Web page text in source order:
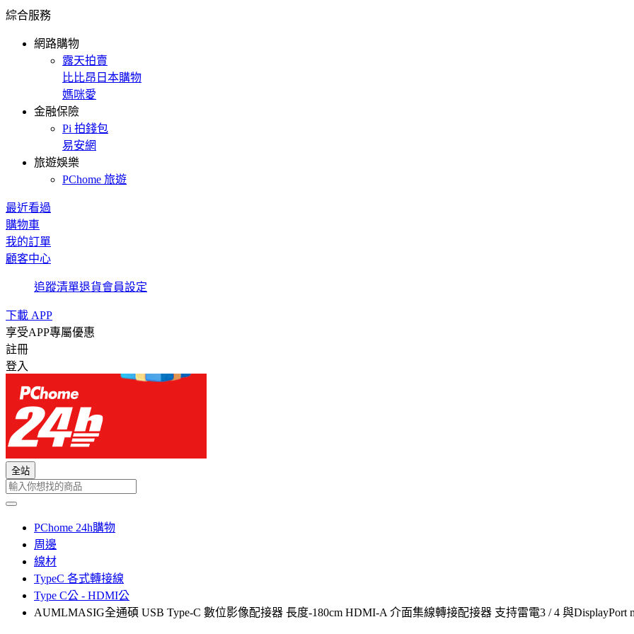
綜合服務
網路購物
露天拍賣
比比昂日本購物
媽咪愛
金融保險
Pi 拍錢包
易安網
旅遊娛樂
PChome 旅遊
最近看過
購物車
我的訂單
顧客中心
追蹤清單退貨會員設定
下載 APP
享受APP專屬優惠
註冊
登入
全站
PChome 24h購物
周邊
線材
TypeC 各式轉接線
Type C公 - HDMI公
AUMLMASIG全通碩 USB Type-C 數位影像配接器 長度-180cm HDMI-A 介面集線轉接配接器 支持雷電3 / 4 與DisplayPort